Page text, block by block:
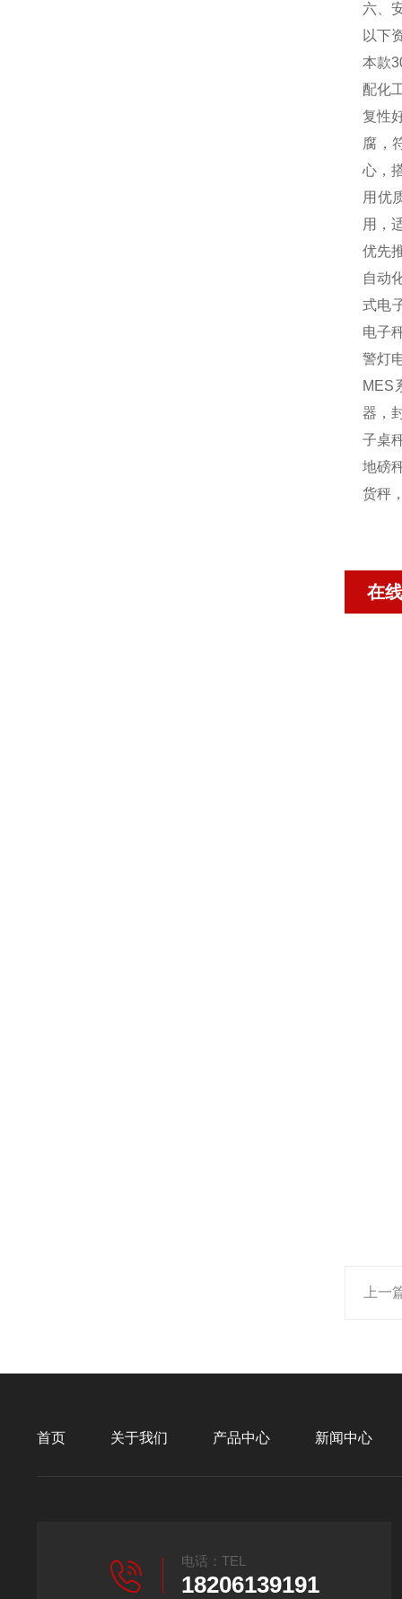
六、
以下
本款
配化
复性
腐，
心，
用优
用，
优先
自动
式电
电子
警灯
MES
器，
子桌
地磅
货秤
在
上一
首页 关于我们 产品中心 新闻中心
电话：TEL
18206139191